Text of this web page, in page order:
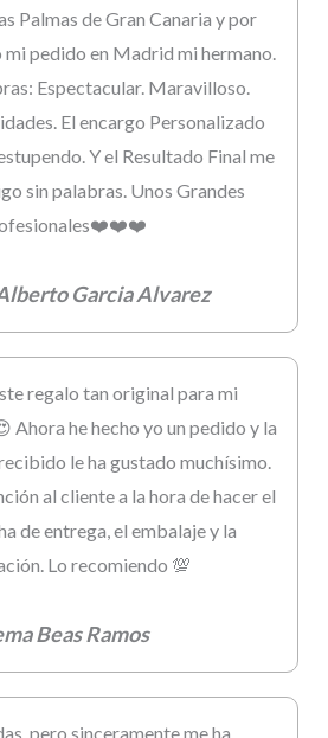
Palmas de Gran Canaria y por
pedido en Madrid mi hermano.
Espectacular. Maravilloso.
El encargo Personalizado
Y el Resultado Final me
sin palabras. Unos Grandes
Garcia Alvarez
regalo tan original para mi
Ahora he hecho yo un pedido y la
le ha gustado muchísimo.
al cliente a la hora de hacer el
de entrega, el embalaje y la
Lo recomiendo 💯
Beas Ramos
pero sinceramente me ha